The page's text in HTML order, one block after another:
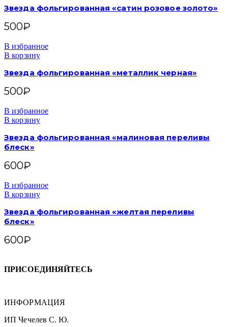
Звезда фольгированная «сатин розовое золото»
500₽
В избранное
В корзину
Звезда фольгированная «металлик черная»
500₽
В избранное
В корзину
Звезда фольгированная «малиновая переливы
блеск»
600₽
В избранное
В корзину
Звезда фольгированная «желтая переливы
блеск»
600₽
ПРИСОЕДИНЯЙТЕСЬ
ИНФОРМАЦИЯ
ИП Чечелев С. Ю.